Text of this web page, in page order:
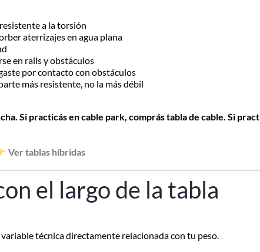
a la torsión
aterrizajes en agua plana
en rails y obstáculos
por contacto con obstáculos
más resistente, no la más débil
Si practicás en cable park, comprás tabla de cable. Si
Ver tablas híbridas
el largo de la tabla
técnica directamente relacionada con tu peso.